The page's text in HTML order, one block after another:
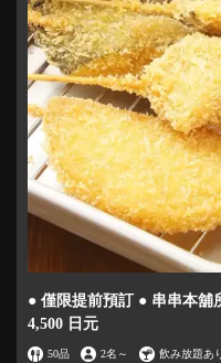
● 僅限提前預訂 ● 串串本
4,500 日元
50品 2名 ～ 飲み放題あ